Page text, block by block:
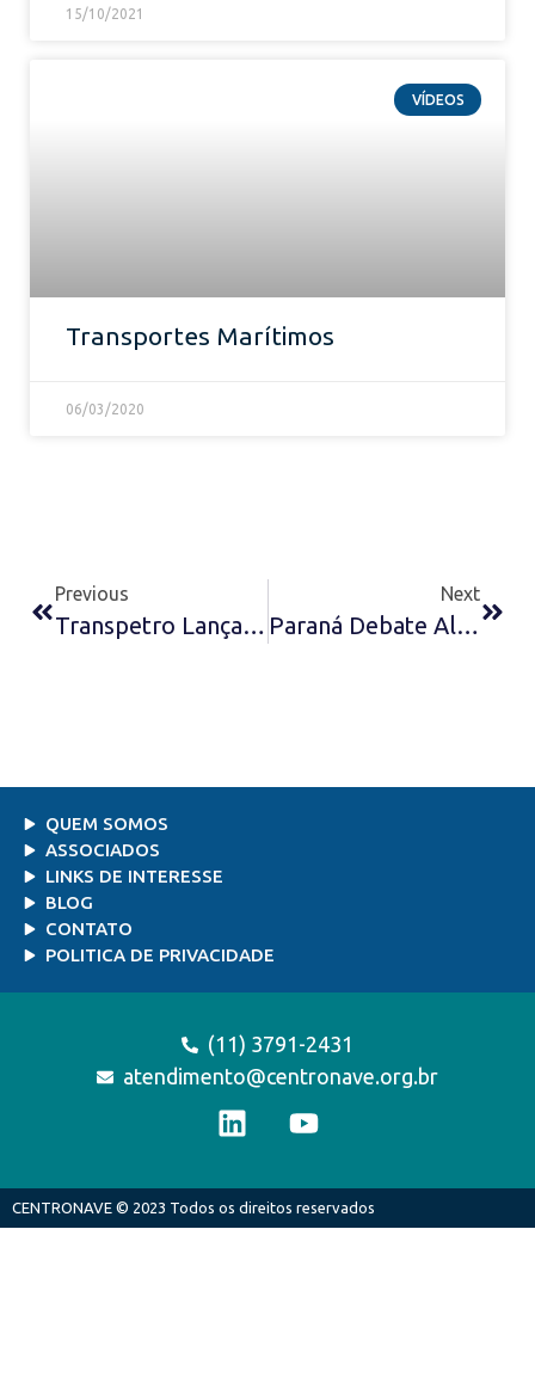
15/10/2021
VÍDEOS
Transportes Marítimos
06/03/2020
Previous
Transpetro Lança Ao Mar O Quarto Navio Do Promef – Press Guide
Next
Paraná Debate Alternativas Para Estimular O Turismo Náutico E Atrair Mais Navios De Cruzeiro – Agência Brasil
QUEM SOMOS
ASSOCIADOS
LINKS DE INTERESSE
BLOG
CONTATO
POLITICA DE PRIVACIDADE
(11) 3791-2431
atendimento@centronave.org.br
CENTRONAVE © 2023 Todos os direitos reservados